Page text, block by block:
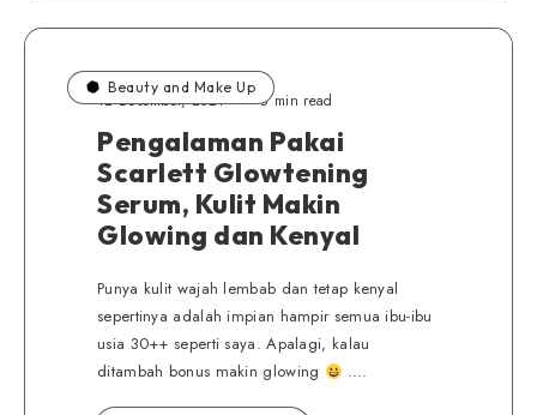
Beauty and Make Up
12 Desember, 2021 6 min read
Pengalaman Pakai
Scarlett Glowtening
Serum, Kulit Makin
Glowing dan Kenyal
Punya kulit wajah lembab dan tetap kenyal
sepertinya adalah impian hampir semua ibu-ibu
usia 30++ seperti saya. Apalagi, kalau
ditambah bonus makin glowing
….